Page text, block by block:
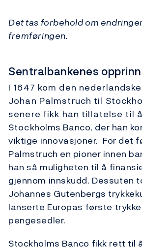
Det tas forbehold om
fremføringen.
Sentralbankenes
I 1647 kom den
Johan Palmstruch til
senere fikk han tillatelse til
Stockholms Banco, der han
viktige innovasjoner. For det
Palmstruch en pioner innen
han så muligheten til å
gjennom innskudd. Dessuten
Johannes Gutenbergs
lanserte Europas første
pengesedler.
Stockholms Banco fikk rett til